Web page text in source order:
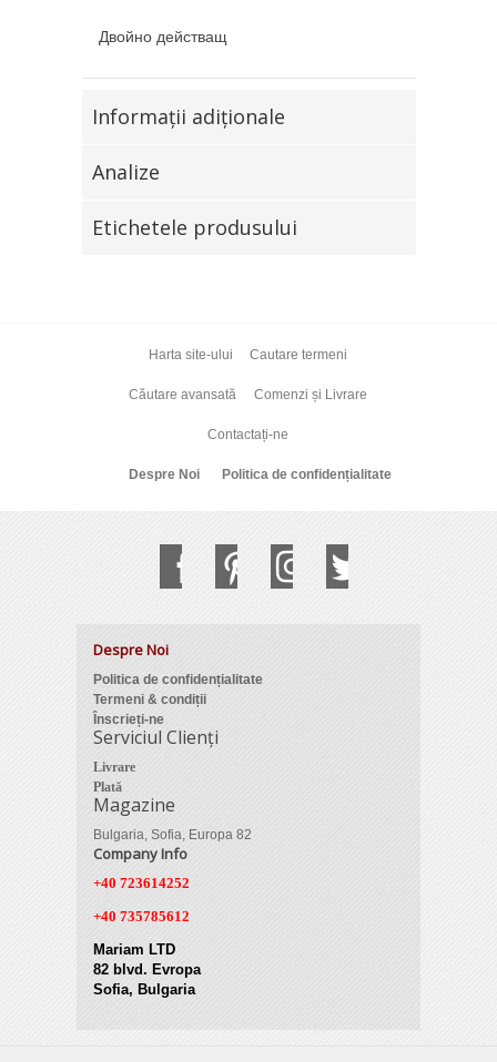
Двойно действащ
Informaţii adiţionale
Analize
Etichetele produsului
Harta site-ului Cautare termeni
Căutare avansată Comenzi și Livrare
Contactați-ne
Despre Noi Politica de confidențialitate
Despre Noi
Politica de confidențialitate
Termeni & condiții
Înscrieți-ne
Serviciul Clienți
Livrare
Plată
Magazine
Bulgaria, Sofia, Europa 82
Company Info
+40 723614252
+40 735785612
Mariam LTD
82 blvd. Evropa
Sofia, Bulgaria